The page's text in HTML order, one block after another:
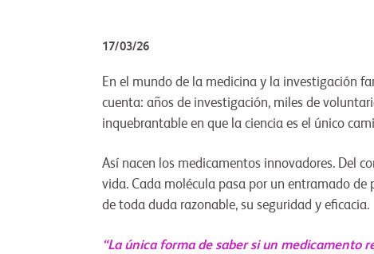
17/03/26
En el mundo de la medicina y la investigación
cuenta: años de investigación, miles de
inquebrantable en que la ciencia es el único
Así nacen los medicamentos innovadores. Del
vida. Cada molécula pasa por un entramado
de toda duda razonable, su seguridad y eficacia.
“La única forma de saber si un medicamento